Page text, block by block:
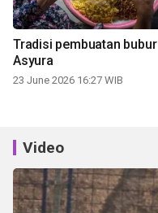
Tradisi pembuatan bubur
Asyura
23 June 2026 16:27 WIB
Video